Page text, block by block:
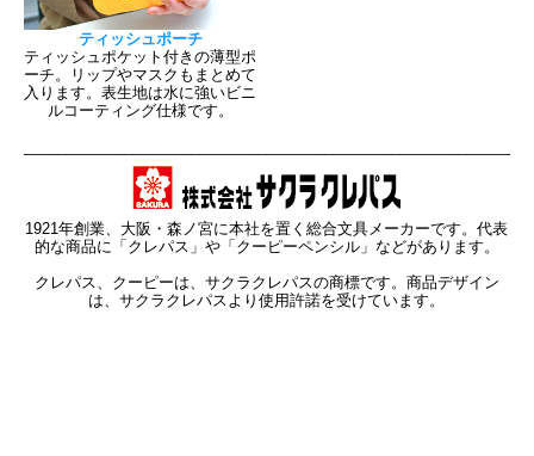
ティッシュポーチ
ティッシュポケット付きの薄型ポ
ーチ。リップやマスクもまとめて
入ります。表生地は水に強いビニ
ルコーティング仕様です。
1921年創業、大阪・森ノ宮に本社を置く総合文具メーカーです。代表
的な商品に「クレパス」や「クーピーペンシル」などがあります。
クレパス、クーピーは、サクラクレパスの商標です。商品デザイン
は、サクラクレパスより使用許諾を受けています。